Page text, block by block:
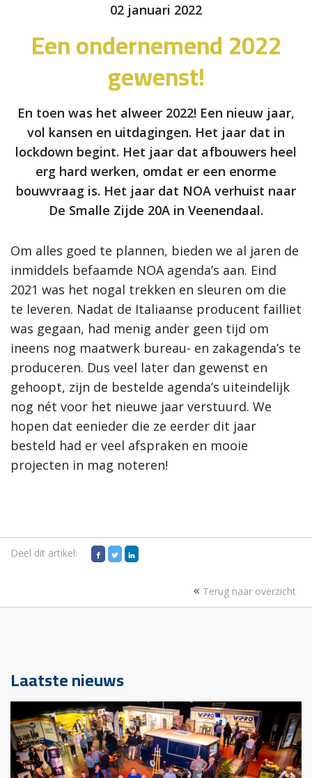
02 januari 2022
Een ondernemend 2022
gewenst!
En toen was het alweer 2022! Een nieuw jaar,
vol kansen en uitdagingen. Het jaar dat in
lockdown begint. Het jaar dat afbouwers heel
erg hard werken, omdat er een enorme
bouwvraag is. Het jaar dat NOA verhuist naar
De Smalle Zijde 20A in Veenendaal.
Om alles goed te plannen, bieden we al jaren de
inmiddels befaamde NOA agenda’s aan. Eind
2021 was het nogal trekken en sleuren om die
te leveren. Nadat de Italiaanse producent failliet
was gegaan, had menig ander geen tijd om
ineens nog maatwerk bureau- en zakagenda’s te
produceren. Dus veel later dan gewenst en
gehoopt, zijn de bestelde agenda’s uiteindelijk
nog nét voor het nieuwe jaar verstuurd. We
hopen dat eenieder die ze eerder dit jaar
besteld had er veel afspraken en mooie
projecten in mag noteren!
Deel dit artikel:
Terug naar overzicht
Laatste nieuws